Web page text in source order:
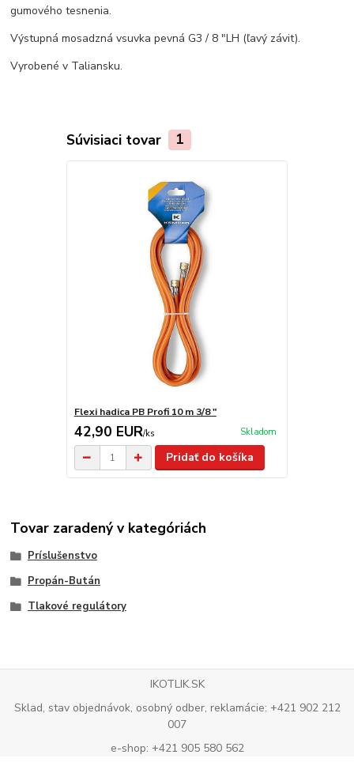
gumového tesnenia.
Výstupná mosadzná vsuvka pevná G3 / 8 "LH (ľavý závit).
Vyrobené v Taliansku.
Súvisiaci tovar 1
Flexi hadica PB Profi 10 m 3/8 "
42,90 EUR/ks Skladom
Pridať do košíka
Tovar zaradený v kategóriách
Príslušenstvo
Propán-Bután
Tlakové regulátory
IKOTLIK.SK
Sklad, stav objednávok, osobný odber, reklamácie: +421 902 212
007
e-shop: +421 905 580 562